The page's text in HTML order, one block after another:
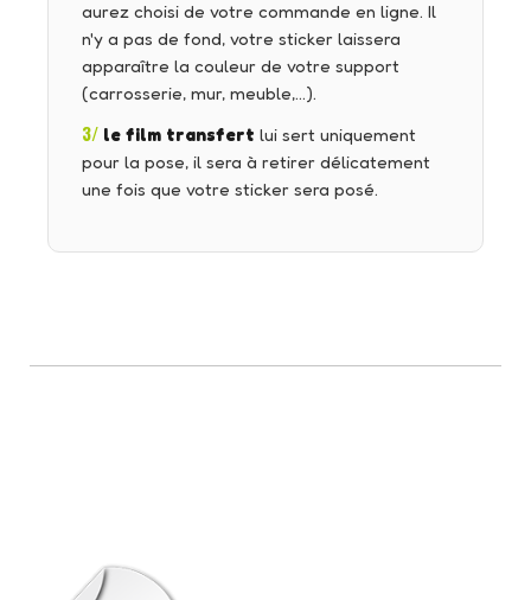
aurez choisi de votre commande en ligne. Il
n'y a pas de fond, votre sticker laissera
apparaître la couleur de votre support
(carrosserie, mur, meuble,…).
3/ le film transfert lui sert uniquement
pour la pose, il sera à retirer délicatement
une fois que votre sticker sera posé.